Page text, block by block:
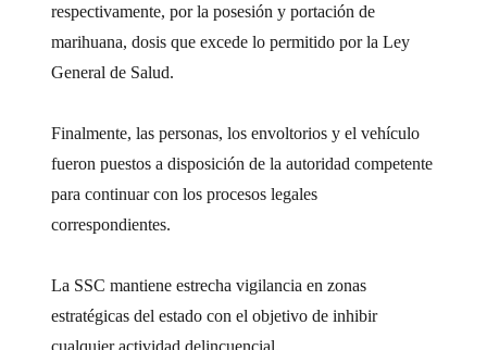
respectivamente, por la posesión y portación de
marihuana, dosis que excede lo permitido por la Ley
General de Salud.
Finalmente, las personas, los envoltorios y el vehículo
fueron puestos a disposición de la autoridad competente
para continuar con los procesos legales
correspondientes.
La SSC mantiene estrecha vigilancia en zonas
estratégicas del estado con el objetivo de inhibir
cualquier actividad delincuencial.